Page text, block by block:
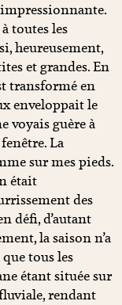
toutes les
heureusement,
et grandes. En
transformé en
enveloppait le
voyais guère à
La
sur mes pieds.
était
des
défi, d’autant
la saison n’a
tous les
étant située sur
rendant